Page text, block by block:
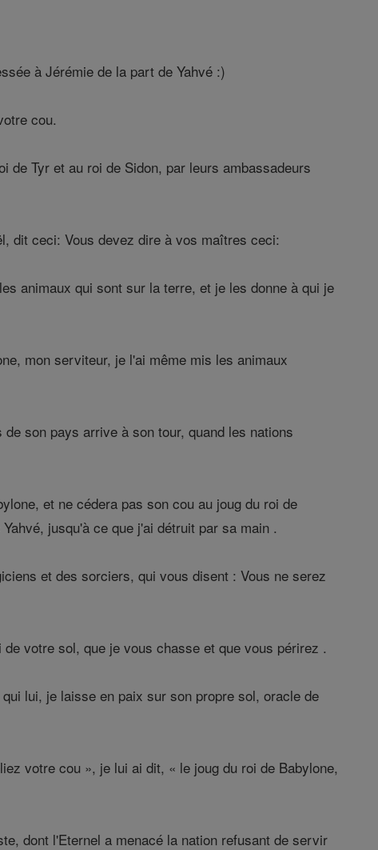
à Jérémie de la part de Yahvé :)
cou.
de Tyr et au roi de Sidon, par leurs ambassadeurs
dit ceci: Vous devez dire à vos maîtres ceci:
animaux qui sont sur la terre, et je les donne à qui je
mon serviteur, je l'ai même mis les animaux
son pays arrive à son tour, quand les nations
et ne cédera pas son cou au joug du roi de
jusqu'à ce que j'ai détruit par sa main .
et des sorciers, qui vous disent : Vous ne serez
votre sol, que je vous chasse et que vous périrez .
lui, je laisse en paix sur son propre sol, oracle de
votre cou », je lui ai dit, « le joug du roi de Babylone,
dont l'Eternel a menacé la nation refusant de servir